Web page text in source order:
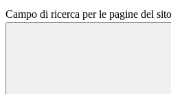
Campo di ricerca per le pagine del sito